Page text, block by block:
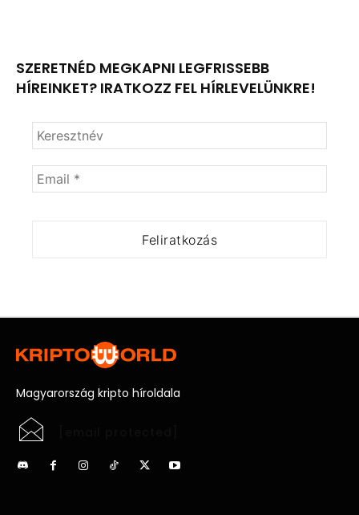
SZERETNÉD MEGKAPNI LEGFRISSEBB
HÍREINKET? IRATKOZZ FEL HÍRLEVELÜNKRE!
Magyarország kripto híroldala